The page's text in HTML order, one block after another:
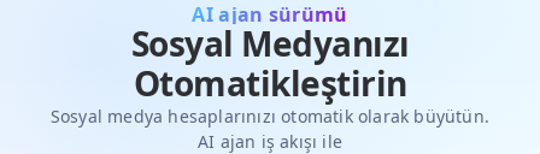
AI ajan sürümü
Sosyal Medyanızı
Otomatikleştirin
Sosyal medya hesaplarınızı otomatik olarak büyütün.
AI ajan iş akışı ile